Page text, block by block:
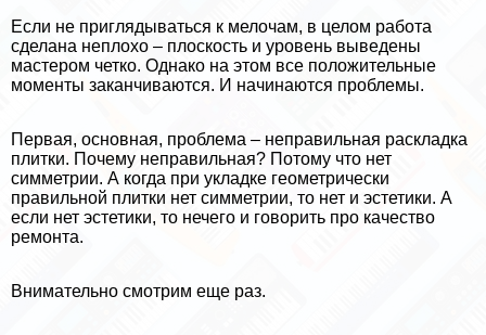
Если не приглядываться к мелочам, в целом работа
сделана неплохо – плоскость и уровень выведены
мастером четко. Однако на этом все положительные
моменты заканчиваются. И начинаются проблемы.
Первая, основная, проблема – неправильная раскладка
плитки. Почему неправильная? Потому что нет
симметрии. А когда при укладке геометрически
правильной плитки нет симметрии, то нет и эстетики. А
если нет эстетики, то нечего и говорить про качество
ремонта.
Внимательно смотрим еще раз.